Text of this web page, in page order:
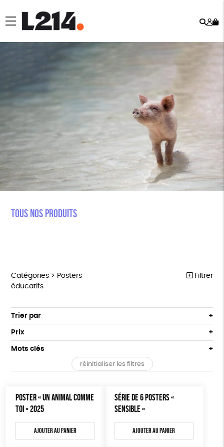
menu
Tous nos produits
Catégories > Posters
éducatifs
Filtrer
MARCHE POUR LA FERMETURE DES ABATTOIRS
OUTILS MILITANTS
TRACTS
CARTES
BROCHURES
OUTILS ÉDUCATIFS
Trier par
Par défaut
Popularité
Prix : du - cher au + cher
Prix
Tous
50 € - 100 €
150 € - 200 €
Plus de 200€
Mots clés
OEKO-Tex, PETA approuved vegan
réinitialiser les filtres
POSTER « UN ANIMAL COMME
TOI » 2025
Ajouter au panier
SÉRIE DE 6 POSTERS «
SENSIBLE »
Ajouter au panier